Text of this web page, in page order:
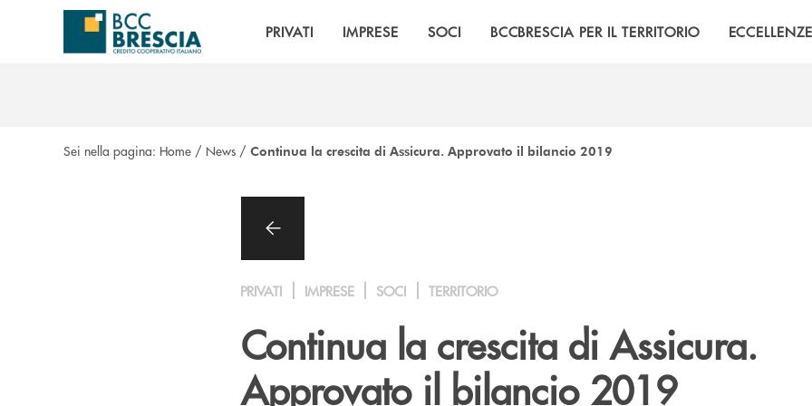
Salta al contenuto principale
PRIVATI IMPRESE SOCI BCCBRESCIA PER IL TERRITORIO ECCELLENZE
Sei nella pagina: Home / News / Continua la crescita di Assicura. Approvato il bilancio 2019
PRIVATI IMPRESE SOCI TERRITORIO
Continua la crescita di Assicura.
Approvato il bilancio 2019